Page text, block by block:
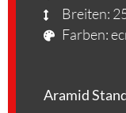
Breiten:
Farben:
Aramid